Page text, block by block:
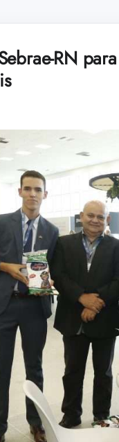
RN